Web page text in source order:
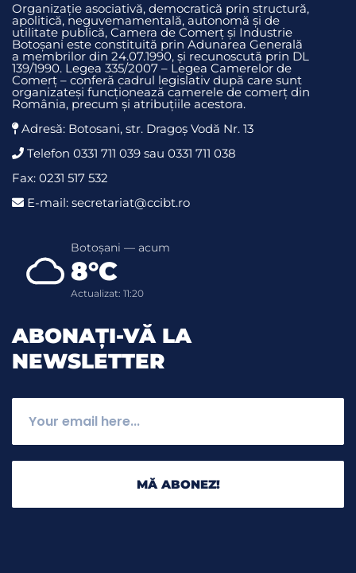
Organizație asociativă, democratică prin structură,
apolitică, neguvemamentală, autonomă și de
utilitate publică, Camera de Comerț și Industrie
Botoșani este constituită prin Adunarea Generală
a membrilor din 24.07.1990, și recunoscută prin DL
139/1990. Legea 335/2007 – Legea Camerelor de
Comerț – conferă cadrul legislativ după care sunt
organizateși funcționează camerele de comerț din
România, precum și atribuțiile acestora.
Adresă: Botosani, str. Dragoş Vodă Nr. 13
Telefon 0331 711 039 sau 0331 711 038
Fax: 0231 517 532
E-mail: secretariat@ccibt.ro
Botoșani — acum
8°C
Actualizat: 11:20
ABONAȚI-VĂ LA
NEWSLETTER
MĂ ABONEZ!